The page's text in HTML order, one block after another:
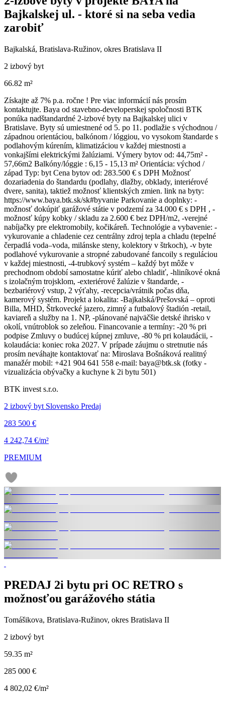
Bajkalskej ul. - ktoré si na seba vedia
zarobiť
Bajkalská, Bratislava-Ružinov, okres Bratislava II
2 izbový byt
66.82 m²
Získajte až 7% p.a. ročne ! Pre viac informácií nás prosím
kontaktujte. Baya od stavebno-developerskej spoločnosti BTK
ponúka nadštandardné 2-izbové byty na Bajkalskej ulici v
Bratislave. Byty sú umiestnené od 5. po 11. podlažie s východnou /
západnou orientáciou, balkónom / lóggiou, vo vysokom štandarde s
podlahovým kúrením, klimatizáciou v každej miestnosti a
vonkajšími elektrickými žalúziami. Výmery bytov od: 44,75m² -
57,66m2 Balkóny/lóggie : 6,15 - 15,13 m² Orientácia: východ /
západ Typ: byt Cena bytov od: 283.500 € s DPH Možnosť
dozariadenia do štandardu (podlahy, dlažby, obklady, interiérové
dvere, sanita), taktiež možnosť klientských zmien. link na byty:
https://www.baya.btk.sk/sk#byvanie Parkovanie a doplnky: -
možnosť dokúpiť garážové státie v podzemí za 34.000 € s DPH , -
možnosť kúpy kobky / skladu za 2.600 € bez DPH/m2, -verejné
nabíjačky pre elektromobily, kočikáreň. Technológie a vybavenie: -
vykurovanie a chladenie cez centrálny zdroj tepla a chladu (tepelné
čerpadlá voda–voda, milánske steny, kolektory v štrkoch), -v byte
podlahové vykurovanie a stropné zabudované fancoily s reguláciou
v každej miestnosti, -4-trubkový systém – každý byt môže v
prechodnom období samostatne kúriť alebo chladiť, -hliníkové okná
s izolačným trojsklom, -exteriérové žalúzie v štandarde, -
bezbariérový vstup, 2 výťahy, -recepcia/vrátnik počas dňa,
kamerový systém. Projekt a lokalita: -Bajkalská/Prešovská – oproti
Billa, MHD, Štrkovecké jazero, zimný a futbalový štadión -retail,
kaviareň a služby na 1. NP, -plánované najväčšie detské ihrisko v
okolí, vnútroblok so zeleňou. Financovanie a termíny: -20 % pri
podpise Zmluvy o budúcej kúpnej zmluve, -80 % pri kolaudácii, -
kolaudácia: koniec roka 2027. V prípade záujmu o stretnutie nás
prosím neváhajte kontaktovať na: Miroslava Bošnáková realitný
manažér mobil: +421 904 641 558 e-mail: baya@btk.sk (fotky -
vizualizácia obývačky a kuchyne k 2i bytu 501)
BTK invest s.r.o.
2 izbový byt Slovensko Predaj
283 500 €
4 242,74 €/m²
PREMIUM
PREDAJ 2i bytu pri OC RETRO s
možnosťou garážového státia
Tomášikova, Bratislava-Ružinov, okres Bratislava II
2 izbový byt
59.35 m²
285 000 €
4 802,02 €/m²